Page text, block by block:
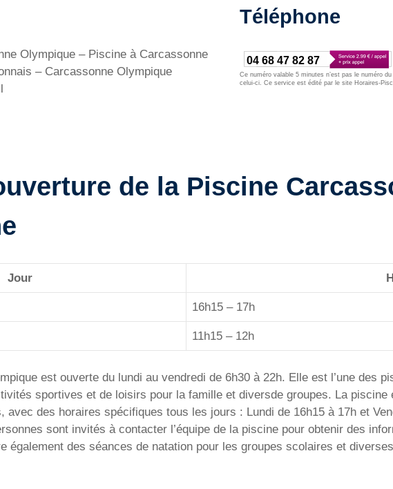
Olympique – Piscine à Carcassonne
– Carcassonne Olympique
Téléphone
04 68 47 82 87
Ce numéro valable 5 minutes n’est pas le numéro
celui-ci. Ce service est édité par le site Horaires-
de la Piscine
Jour
16h15 – 17h
11h15 – 12h
est ouverte du lundi au vendredi de 6h30 à 22h. Elle est l’une des
sportives et de loisirs pour la famille et diversde groupes. La
avec des horaires spécifiques tous les jours : Lundi de 16h15 à 17h et
sont invités à contacter l’équipe de la piscine pour obtenir des
également des séances de natation pour les groupes scolaires et